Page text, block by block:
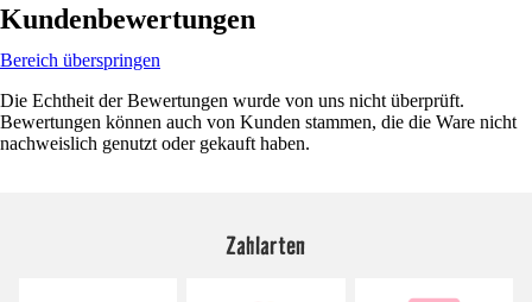
Kundenbewertungen
Bereich überspringen
Die Echtheit der Bewertungen wurde von uns nicht überprüft.
Bewertungen können auch von Kunden stammen, die die Ware nicht
nachweislich genutzt oder gekauft haben.
Zahlarten